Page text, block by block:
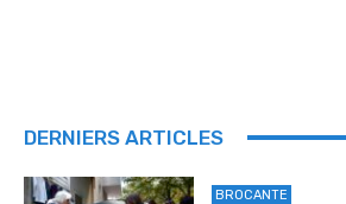
DERNIERS ARTICLES
BROCANTE